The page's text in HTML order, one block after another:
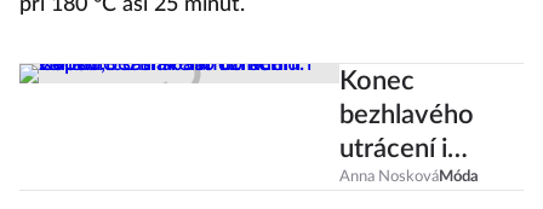
při 180 °C asi 25 minut.
Konec
bezhlavého
utrácení i
váhání, co si
Anna NoskováMóda